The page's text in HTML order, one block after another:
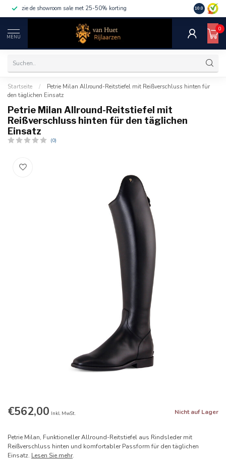
zie de showroom sale met 25-50% korting 10.0
MENU
0
Startseite /
Petrie Milan Allround-Reitstiefel mit Reißverschluss hinten für
den täglichen Einsatz
Petrie Milan Allround-Reitstiefel mit
Reißverschluss hinten für den täglichen
Einsatz
(0)
€562,00 Inkl. MwSt. Nicht auf Lager
Petrie Milan, Funktioneller Allround-Reitstiefel aus Rindsleder mit
Reißverschluss hinten und komfortabler Passform für den täglichen
Einsatz. Lesen Sie mehr.